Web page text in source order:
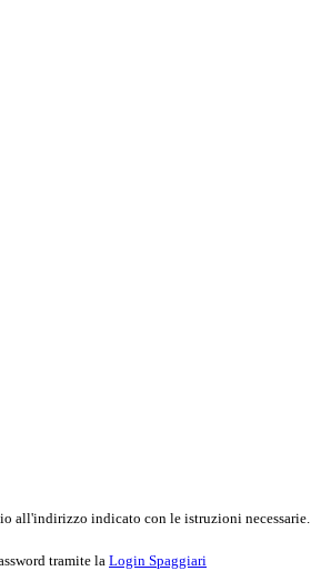
all'indirizzo indicato con le istruzioni necessarie.
tramite la Login Spaggiari